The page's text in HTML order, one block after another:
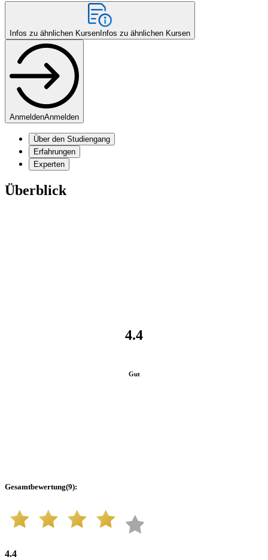
Infos zu ähnlichen Kursen Infos zu ähnlichen Kursen
AnmeldenAnmelden
Über den Studiengang
Erfahrungen
Experten
Überblick
4.4
Gut
Gesamtbewertung(9):
4.4